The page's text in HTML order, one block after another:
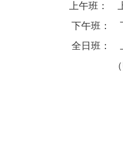
上午班：
下午班：
全日班：
（照顧時